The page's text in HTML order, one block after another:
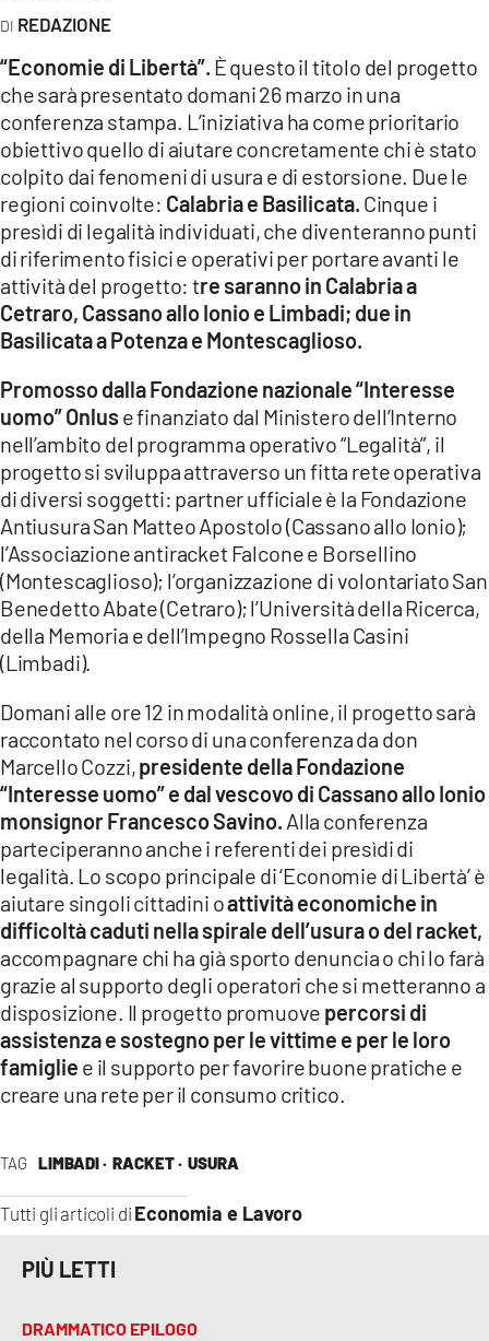
Network
LACPLAY.IT
LACTV.IT
LACONAIR.IT
LACITYMAG.IT
ILREGGINO.IT
COSENZACHANNEL.IT
ILVIBONESE.IT
CATANZAROCHANNEL.IT
LACAPITALENEWS.IT
ANDROID
APPLE
REDAZIONE
TAG LIMBADI · RACKET · USURA
Tutti gli articoli di Economia e Lavoro
“Economie di Libertà”. È questo il titolo del progetto
che sarà presentato domani 26 marzo in una
conferenza stampa. L’iniziativa ha come prioritario
obiettivo quello di aiutare concretamente chi è stato
colpito dai fenomeni di usura e di estorsione. Due le
regioni coinvolte: Calabria e Basilicata. Cinque i
presìdi di legalità individuati, che diventeranno punti
di riferimento fisici e operativi per portare avanti le
attività del progetto: tre saranno in Calabria a
Cetraro, Cassano allo Ionio e Limbadi; due in
Basilicata a Potenza e Montescaglioso.
Promosso dalla Fondazione nazionale “Interesse
uomo” Onlus e finanziato dal Ministero dell’Interno
nell’ambito del programma operativo “Legalità”, il
progetto si sviluppa attraverso un fitta rete operativa
di diversi soggetti: partner ufficiale è la Fondazione
Antiusura San Matteo Apostolo (Cassano allo Ionio);
l’Associazione antiracket Falcone e Borsellino
(Montescaglioso); l’organizzazione di volontariato San
Benedetto Abate (Cetraro); l’Università della Ricerca,
della Memoria e dell’Impegno Rossella Casini
(Limbadi).
Domani alle ore 12 in modalità online, il progetto sarà
raccontato nel corso di una conferenza da don
Marcello Cozzi,presidente della Fondazione
“Interesse uomo” e dal vescovo di Cassano allo Ionio
monsignor Francesco Savino. Alla conferenza
parteciperanno anche i referenti dei presìdi di
legalità. Lo scopo principale di ‘Economie di Libertà’ è
aiutare singoli cittadini oattività economiche in
difficoltà caduti nella spirale dell’usura o del racket,
accompagnare chi ha già sporto denuncia o chi lo farà
grazie al supporto degli operatori che si metteranno a
disposizione. Il progetto promuove percorsi di
assistenza e sostegno per le vittime e per le loro
famiglie e il supporto per favorire buone pratiche e
creare una rete per il consumo critico.
PIÙ LETTI
DRAMMATICO EPILOGO